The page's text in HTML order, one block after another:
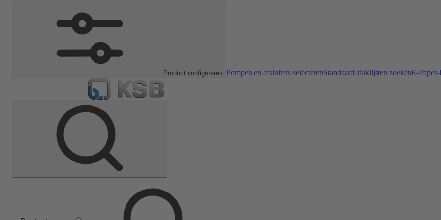
Product configureren Pompen en afsluiters selecterenStandaard stuklijsten zoekenE-Paper-